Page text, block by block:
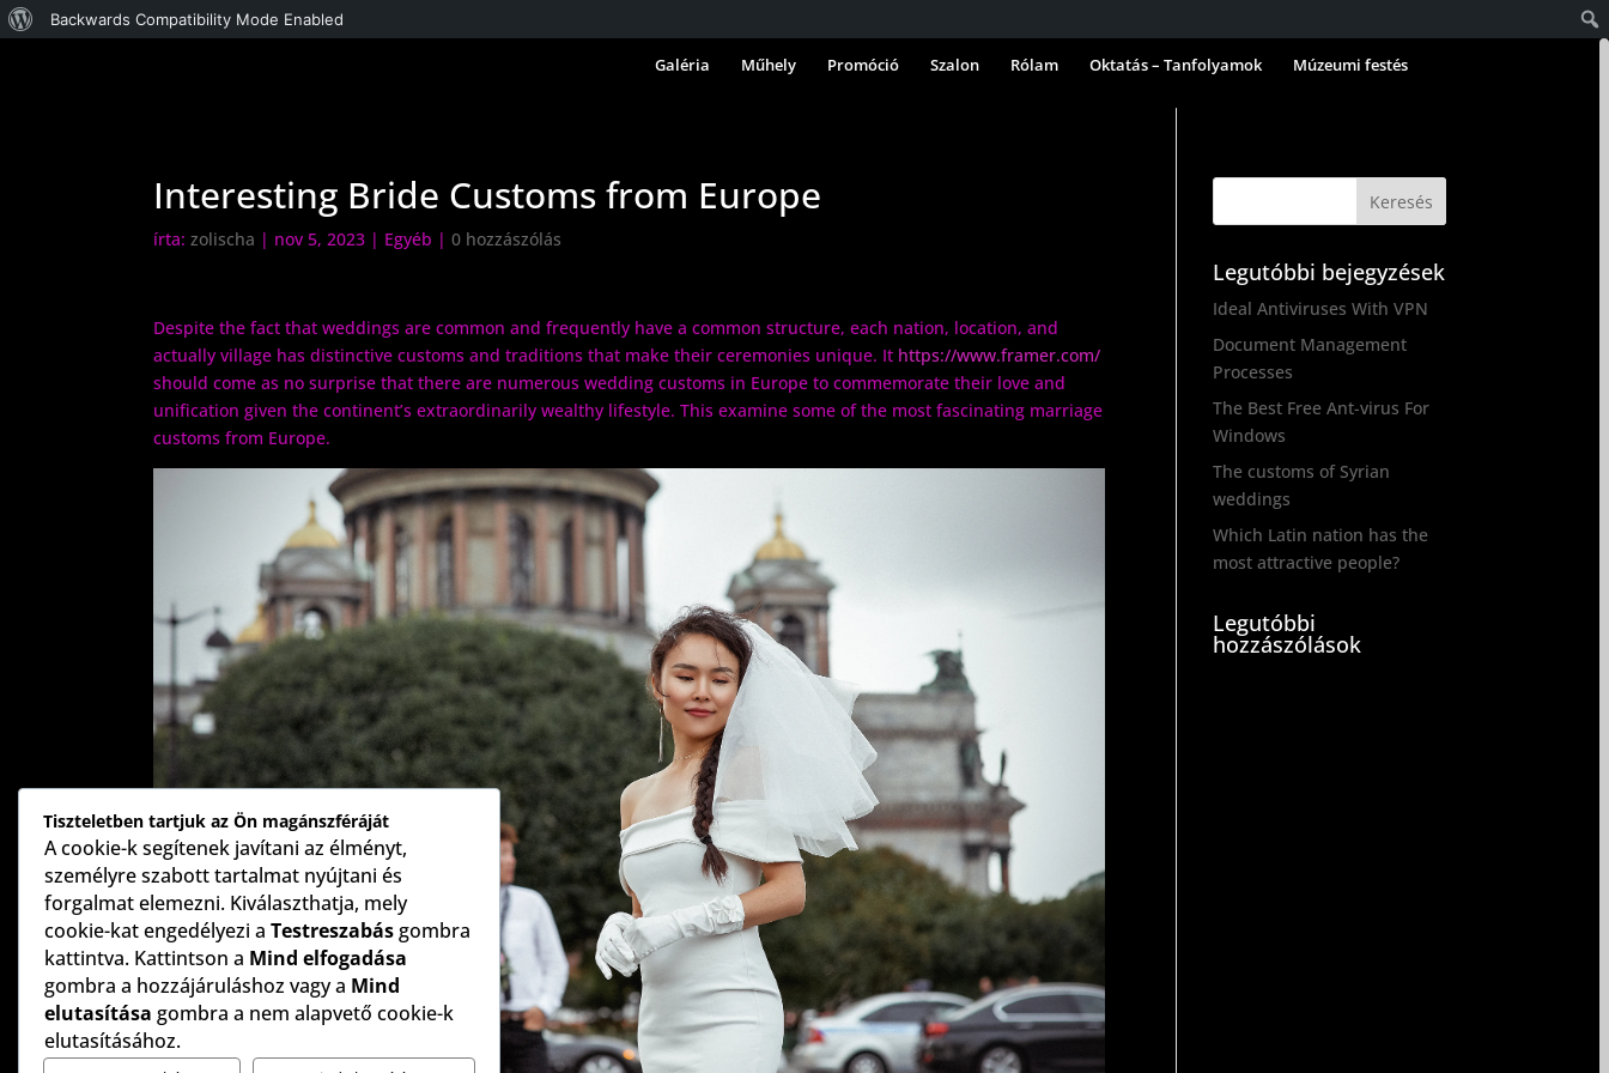
WordPress,
Backwards Compatibility Mode Enabled
Galéria Műhely Promóció Szalon Rólam Oktatás – Tanfolyamok Múzeumi festés
Interesting Bride Customs from Europe
írta: zolischa | nov 5, 2023 | Egyéb | 0 hozzászólás
Despite the fact that weddings are common and frequently have a common structure, each nation, location, and
actually village has distinctive customs and traditions that make their ceremonies unique. It https://www.framer.com/
should come as no surprise that there are numerous wedding customs in Europe to commemorate their love and
unification given the continent’s extraordinarily wealthy lifestyle. This examine some of the most fascinating marriage
customs from Europe.
Legutóbbi bejegyzések
Ideal Antiviruses With VPN
Document Management
Processes
The Best Free Ant-virus For
Windows
The customs of Syrian
weddings
Which Latin nation has the
most attractive people?
Legutóbbi
hozzászólások
Tiszteletben tartjuk az Ön magánszféráját
A cookie-k segítenek javítani az élményt,
személyre szabott tartalmat nyújtani és
forgalmat elemezni. Kiválaszthatja, mely
cookie-kat engedélyezi a Testreszabásgombra
kattintva. Kattintson a Mind elfogadása
gombra a hozzájáruláshoz vagy a Mind
elutasítása gombra a nem alapvető cookie-k
elutasításához.